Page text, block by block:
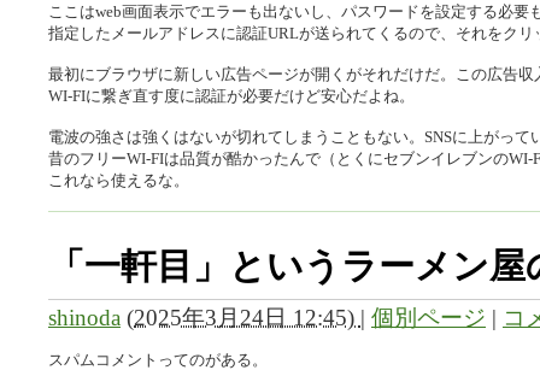
ここはweb画面表示でエラーも出ないし、パスワードを設定する必要
指定したメールアドレスに認証URLが送られてくるので、それをクリ
最初にブラウザに新しい広告ページが開くがそれだけだ。この広告
WI-FIに繋ぎ直す度に認証が必要だけど安心だよね。
電波の強さは強くはないが切れてしまうこともない。SNSに上がっ
昔のフリーWI-FIは品質が酷かったんで（とくにセブンイレブンの
これなら使えるな。
「一軒目」というラーメン
shinoda (2025年3月24日 12:45) | 個別ページ | コ
スパムコメントってのがある。